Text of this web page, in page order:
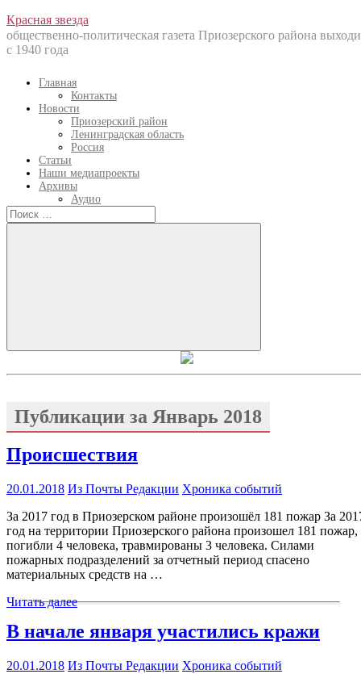
Перейти
к
содержанию
Красная звезда
общественно-политическая газета Приозерского района
с 1940 года
Главная
Контакты
Новости
Приозерский район
Ленинградская область
Россия
Статьи
Наши медиапроекты
Архивы
Аудио
Искать:
Искать
Публикации за Январь 2018
Происшествия
20.01.2018 Из Почты Редакции Хроника событий
За 2017 год в Приозерском районе произошёл 181 пожар За
год на территории Приозерского района произошел 181 пожар,
погибли 4 человека, травмированы 3 человека. Силами
пожарных подразделений за отчетный период спасено
материальных средств на …
Читать далее
В начале января участились кражи
20.01.2018 Из Почты Редакции Хроника событий